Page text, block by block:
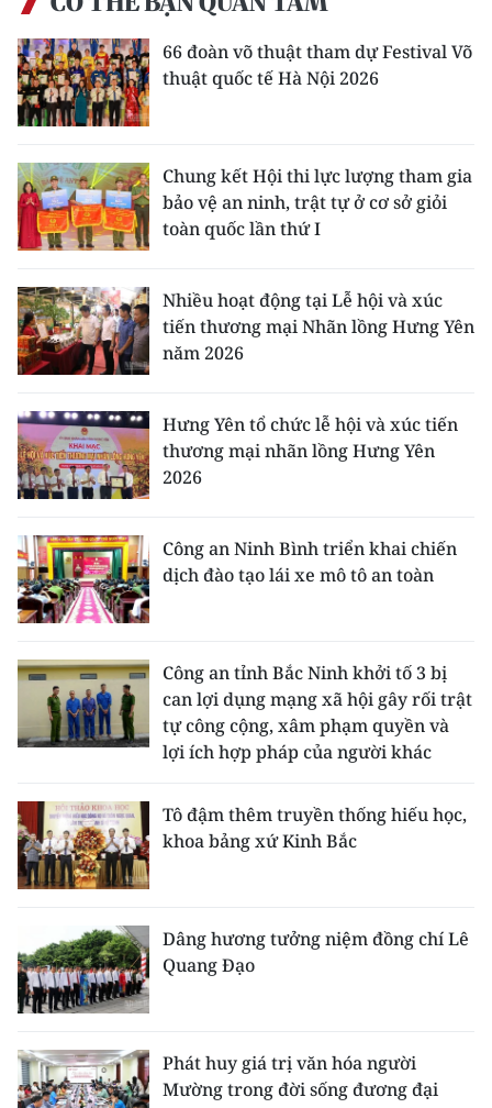
66 đoàn võ thuật tham dự Festival Võ
thuật quốc tế Hà Nội 2026
Chung kết Hội thi lực lượng tham gia
bảo vệ an ninh, trật tự ở cơ sở giỏi
toàn quốc lần thứ I
Nhiều hoạt động tại Lễ hội và xúc
tiến thương mại Nhãn lồng Hưng Yên
năm 2026
Hưng Yên tổ chức lễ hội và xúc tiến
thương mại nhãn lồng Hưng Yên
2026
Công an Ninh Bình triển khai chiến
dịch đào tạo lái xe mô tô an toàn
Công an tỉnh Bắc Ninh khởi tố 3 bị
can lợi dụng mạng xã hội gây rối trật
tự công cộng, xâm phạm quyền và
lợi ích hợp pháp của người khác
Tô đậm thêm truyền thống hiếu học,
khoa bảng xứ Kinh Bắc
Dâng hương tưởng niệm đồng chí Lê
Quang Đạo
Phát huy giá trị văn hóa người
Mường trong đời sống đương đại